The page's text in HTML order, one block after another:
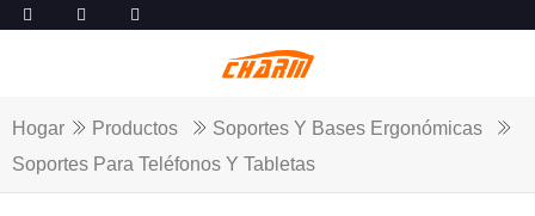
Hogar Productos
Soportes Y Bases Ergonómicas
Soportes Para Teléfonos Y Tabletas